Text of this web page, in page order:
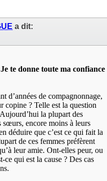
a dit:
te donne toute ma confiance
d’années de compagnonnage,
copine ? Telle est la question
la plupart des
sœurs, encore moins à leurs
déduire que c’est ce qui fait la
de ces femmes préfèrent
leur amie. Ont-elles peur, ou
ce qui est la cause ? Des cas